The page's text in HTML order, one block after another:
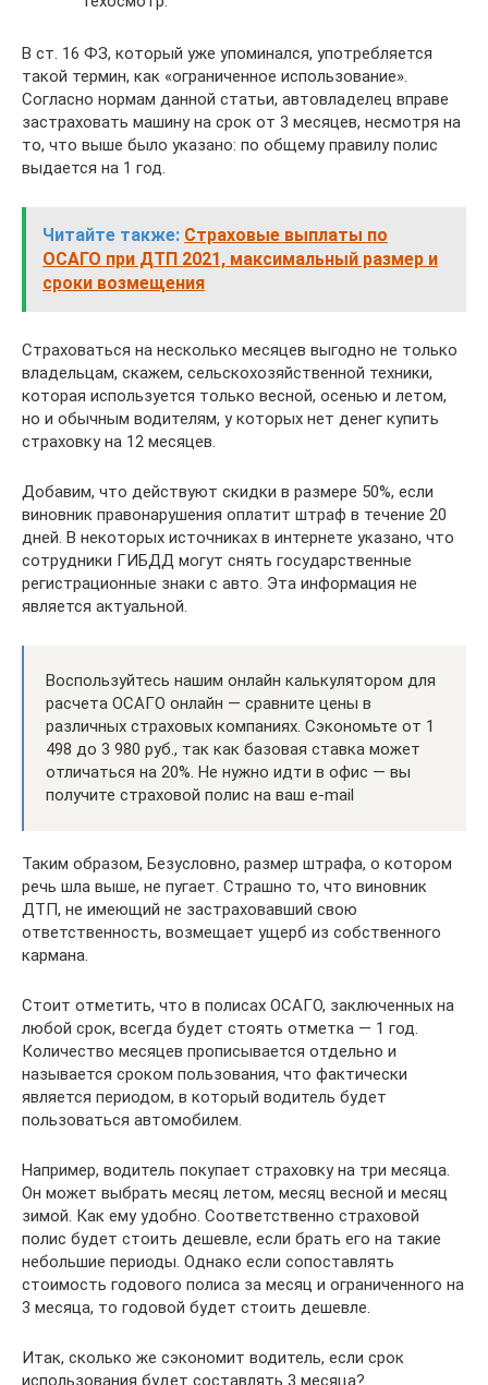
В ст. 16 ФЗ, который уже упоминался, употребляется
такой термин, как «ограниченное использование».
Согласно нормам данной статьи, автовладелец вправе
застраховать машину на срок от 3 месяцев, несмотря на
то, что выше было указано: по общему правилу полис
выдается на 1 год.
Читайте также: Страховые выплаты по
ОСАГО при ДТП 2021, максимальный размер и
сроки возмещения
Страховаться на несколько месяцев выгодно не только
владельцам, скажем, сельскохозяйственной техники,
которая используется только весной, осенью и летом,
но и обычным водителям, у которых нет денег купить
страховку на 12 месяцев.
Добавим, что действуют скидки в размере 50%, если
виновник правонарушения оплатит штраф в течение 20
дней. В некоторых источниках в интернете указано, что
сотрудники ГИБДД могут снять государственные
регистрационные знаки с авто. Эта информация не
является актуальной.
Воспользуйтесь нашим онлайн калькулятором для
расчета ОСАГО онлайн — сравните цены в
различных страховых компаниях. Сэкономьте от 1
498 до 3 980 руб., так как базовая ставка может
отличаться на 20%. Не нужно идти в офис — вы
получите страховой полис на ваш e-mail
Таким образом, Безусловно, размер штрафа, о котором
речь шла выше, не пугает. Страшно то, что виновник
ДТП, не имеющий не застраховавший свою
ответственность, возмещает ущерб из собственного
кармана.
Стоит отметить, что в полисах ОСАГО, заключенных на
любой срок, всегда будет стоять отметка — 1 год.
Количество месяцев прописывается отдельно и
называется сроком пользования, что фактически
является периодом, в который водитель будет
пользоваться автомобилем.
Например, водитель покупает страховку на три месяца.
Он может выбрать месяц летом, месяц весной и месяц
зимой. Как ему удобно. Соответственно страховой
полис будет стоить дешевле, если брать его на такие
небольшие периоды. Однако если сопоставлять
стоимость годового полиса за месяц и ограниченного на
3 месяца, то годовой будет стоить дешевле.
Итак, сколько же сэкономит водитель, если срок
использования будет составлять 3 месяца?